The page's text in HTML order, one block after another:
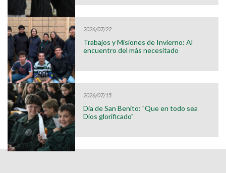
2026/07/22
Trabajos y Misiones de Invierno: Al
encuentro del más necesitado
2026/07/15
Día de San Benito: "Que en todo sea
Dios glorificado"